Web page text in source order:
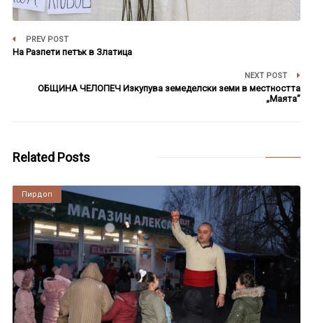
PREV POST
На Разпети петък в Златица
NEXT POST
ОБЩИНА ЧЕЛОПЕЧ Изкупува земеделски земи в местността
„Маята”
Related Posts
Пирдоп